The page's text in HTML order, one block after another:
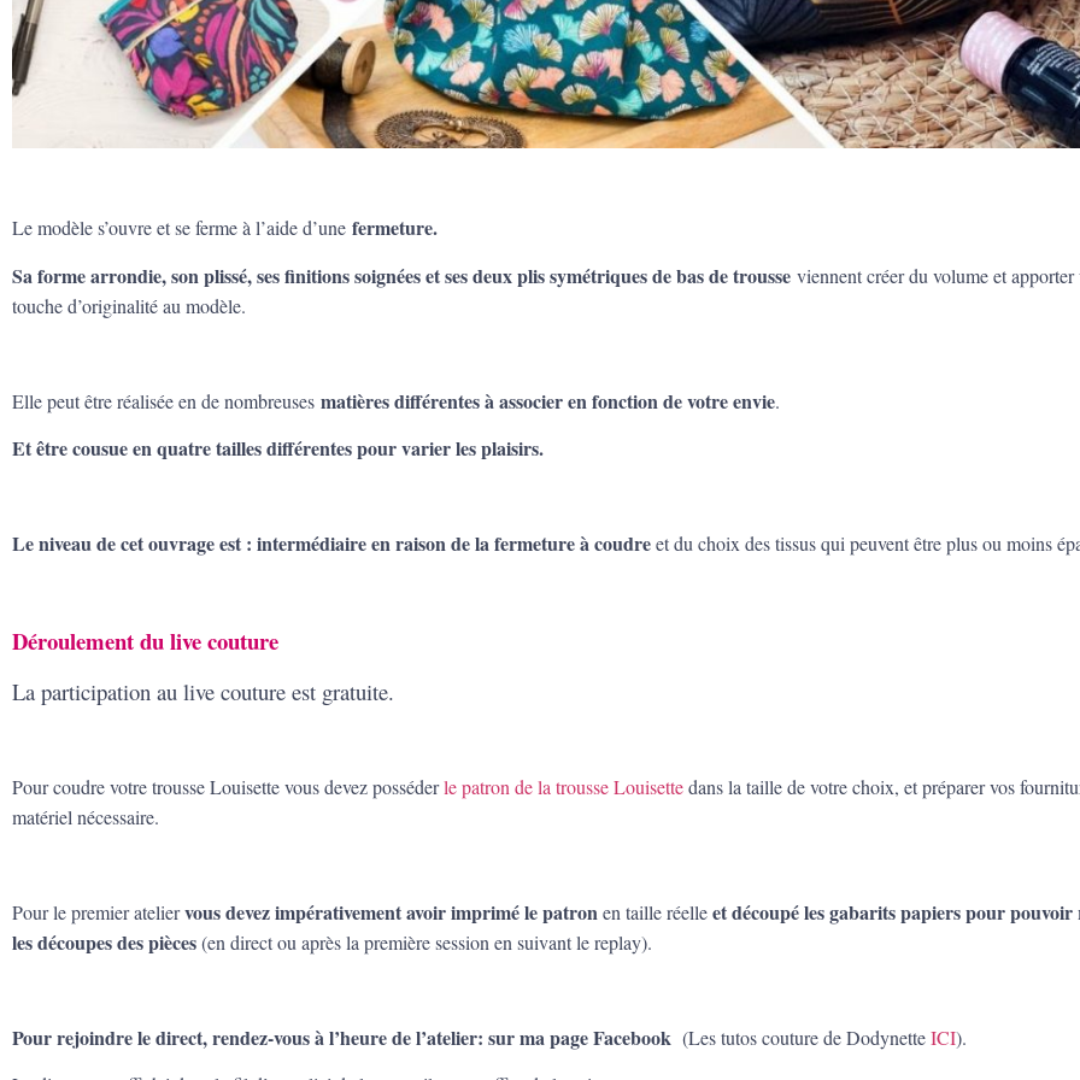
Le modèle s’ouvre et se ferme à l’aide d’une fermeture.
Sa forme arrondie, son plissé, ses finitions soignées et ses deux plis symétriques de bas de trousse viennent créer du volume et apporter
touche d’originalité au modèle.
Elle peut être réalisée en de nombreuses matières différentes à associer en fonction de votre envie.
Et être cousue en quatre tailles différentes pour varier les plaisirs.
Le niveau de cet ouvrage est : intermédiaire en raison de la fermeture à coudreet du choix des tissus qui peuvent être plus ou moins
Déroulement du live couture
La participation au live couture est gratuite.
Pour coudre votre trousse Louisette vous devez posséderle patron de la trousse Louisettedans la taille de votre choix, et préparer vos
matériel nécessaire.
Pour le premier ateliervous devez impérativement avoir imprimé le patronen taille réelleet découpé les gabarits papiers pour pouvoir
les découpes des pièces(en direct ou après la première session en suivant le replay).
Pour rejoindre le direct, rendez-vous à l’heure de l’atelier: sur ma page Facebook (Les tutos couture de DodynetteICI).